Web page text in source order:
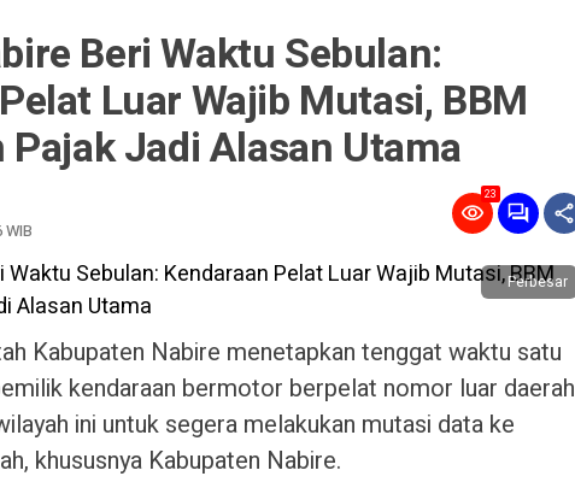
Beri Waktu Sebulan:
Luar Wajib Mutasi, BBM
Jadi Alasan Utama
23
Perbesar
Kabupaten Nabire menetapkan tenggat waktu satu
kendaraan bermotor berpelat nomor luar daerah
ini untuk segera melakukan mutasi data ke
khususnya Kabupaten Nabire.